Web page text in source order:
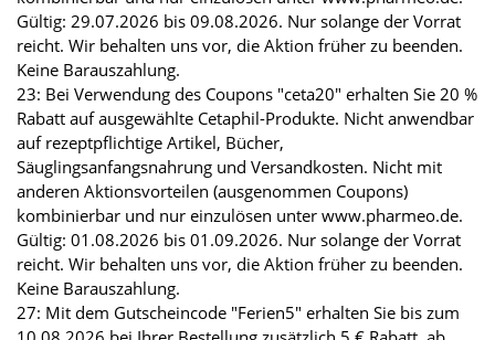
Gültig: 29.07.2026 bis 09.08.2026. Nur solange der Vorrat
reicht. Wir behalten uns vor, die Aktion früher zu beenden.
Keine Barauszahlung.
23: Bei Verwendung des Coupons "ceta20" erhalten Sie 20 %
Rabatt auf ausgewählte Cetaphil-Produkte. Nicht anwendbar
auf rezeptpflichtige Artikel, Bücher,
Säuglingsanfangsnahrung und Versandkosten. Nicht mit
anderen Aktionsvorteilen (ausgenommen Coupons)
kombinierbar und nur einzulösen unter www.pharmeo.de.
Gültig: 01.08.2026 bis 01.09.2026. Nur solange der Vorrat
reicht. Wir behalten uns vor, die Aktion früher zu beenden.
Keine Barauszahlung.
27: Mit dem Gutscheincode "Ferien5" erhalten Sie bis zum